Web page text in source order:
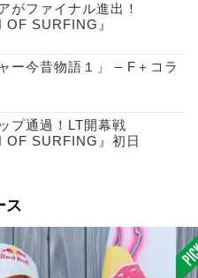
がファイナル進出！
OF SURFING』
ー今昔物語１」 – F＋コラ
プ通過！LT開幕戦
OF SURFING』初日
ス